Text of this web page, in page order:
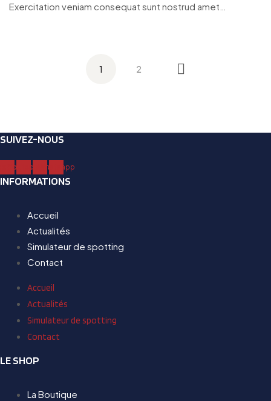
Exercitation veniam consequat sunt nostrud amet…
PUBLICATIONS1 2
SUIVEZ-NOUS
YoutubeInstagramWhatsapp
INFORMATIONS
Accueil
Actualités
Simulateur de spotting
Contact
Accueil
Actualités
Simulateur de spotting
Contact
LE SHOP
La Boutique